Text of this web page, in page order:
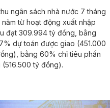
ngân sách nhà nước 7 tháng
năm từ hoạt động xuất nhập
đạt 309.994 tỷ đồng, bằng
dự toán được giao (451.000
bằng 60% chỉ tiêu phấn
(516.500 tỷ đồng).